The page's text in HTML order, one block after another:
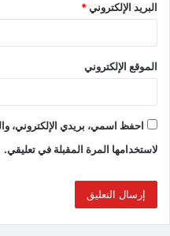
البريد الإلكتروني*
الموقع الإلكتروني
احفظ اسمي، بريدي الإلكتروني،
لاستخدامها المرة المقبلة في تعليقي.